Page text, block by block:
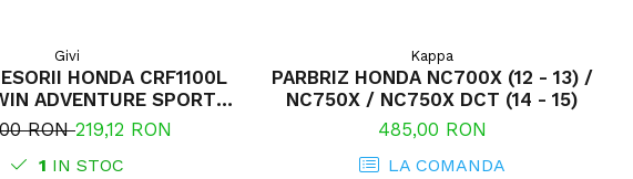
Givi
HONDA CRF1100L
ADVENTURE SPORTS
AFRICA TWIN
SPORTS (24) CRF1100L
(24) CRF1100L AFRICA
RON219,12 RON
1 IN STOC
Kappa
PARBRIZ HONDA NC700X (12 - 13) /
NC750X / NC750X DCT (14 - 15)
485,00 RON
LA COMANDA